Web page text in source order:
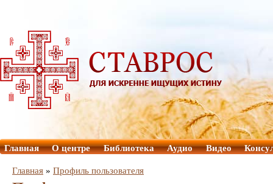
Главная О центре Библиотека Аудио Видео
Главная » Профиль пользователя